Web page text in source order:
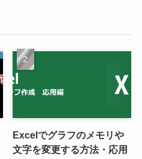
Excelでグラフのメモリや
文字を変更する方法・応用